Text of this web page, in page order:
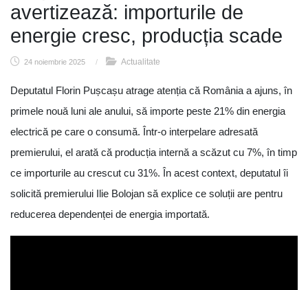
avertizează: importurile de
energie cresc, producția scade
24 noiembrie 2025 / Actualitate
Deputatul Florin Pușcașu atrage atenția că România a ajuns, în
primele nouă luni ale anului, să importe peste 21% din energia
electrică pe care o consumă. Într-o interpelare adresată
premierului, el arată că producția internă a scăzut cu 7%, în timp
ce importurile au crescut cu 31%. În acest context, deputatul îi
solicită premierului Ilie Bolojan să explice ce soluții are pentru
reducerea dependenței de energia importată.